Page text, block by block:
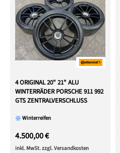
4 ORIGINAL 20" 21" ALU
WINTERRÄDER PORSCHE 911 992
GTS ZENTRALVERSCHLUSS
Winterreifen
4.500,00 €
inkl. MwSt. zzgl. Versandkosten